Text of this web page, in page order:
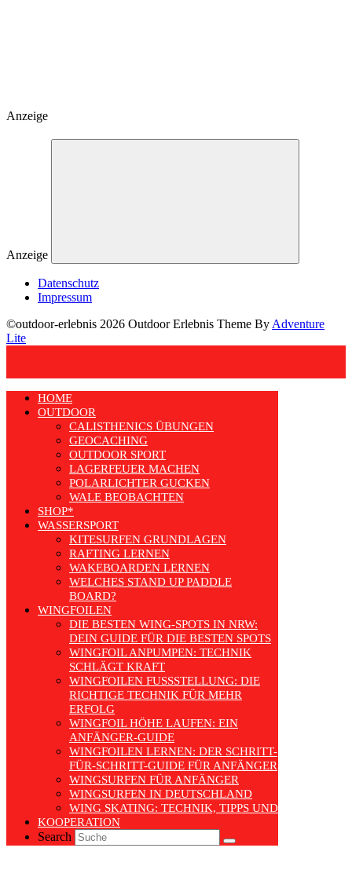
Anzeige
Anzeige
Datenschutz
Impressum
©outdoor-erlebnis 2026 Outdoor Erlebnis Theme By Adventure
Lite
HOME
OUTDOOR
CALISTHENICS ÜBUNGEN
GEOCACHING
OUTDOOR SPORT
LAGERFEUER MACHEN
POLARLICHTER GUCKEN
WALE BEOBACHTEN
SHOP*
WASSERSPORT
KITESURFEN GRUNDLAGEN
RAFTING LERNEN
WAKEBOARDEN LERNEN
WELCHES STAND UP PADDLE
BOARD?
WINGFOILEN
DIE BESTEN WING-SPOTS IN NRW:
DEIN GUIDE FÜR DIE BESTEN SPOTS
WINGFOIL ANPUMPEN: TECHNIK
SCHLÄGT KRAFT
WINGFOILEN FUSSSTELLUNG: DIE R
ICHTIGE TECHNIK FÜR MEHR E
RFOLG
WINGFOIL HÖHE LAUFEN: EIN
ANFÄNGER-GUIDE
WINGFOILEN LERNEN: DER SCHRITT-
FÜR-SCHRITT-GUIDE FÜR ANFÄNGER
WINGSURFEN FÜR ANFÄNGER
WINGSURFEN IN DEUTSCHLAND
WING SKATING: TECHNIK, TIPPS UND TRENDS
KOOPERATION
Search